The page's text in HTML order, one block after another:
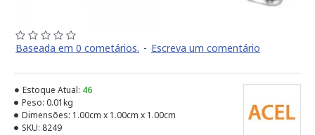
Baseada em 0 cometários. - Escreva um comentário
Estoque Atual: 46
Peso: 0.01kg
Dimensões: 1.00cm x 1.00cm x 1.00cm
SKU: 8249